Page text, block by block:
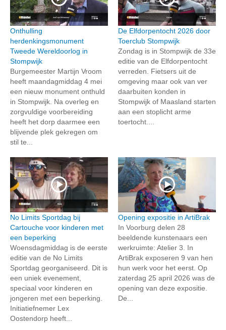
Onthulling
herdenkingsmonument
Tweede Wereldoorlog in
Stompwijk
Burgemeester Martijn Vroom
heeft maandagmiddag 4 mei
een nieuw monument onthuld
in Stompwijk. Na overleg en
zorgvuldige voorbereiding
heeft het dorp daarmee een
blijvende plek gekregen om
stil te...
De Elfdorpentocht 2026 door
Toerclub Stompwijk
Zondag is in Stompwijk de 33e
editie van de Elfdorpentocht
verreden. Fietsers uit de
omgeving maar ook van ver
daarbuiten konden in
Stompwijk of Maasland starten
aan een stoplicht arme
toertocht....
No Limits Sportdag bij
Cartouche voor kinderen met
een beperking
Woensdagmiddag is de eerste
editie van de No Limits
Sportdag georganiseerd. Dit is
een uniek evenement,
speciaal voor kinderen en
jongeren met een beperking.
Initiatiefnemer Lex
Oostendorp heeft...
Opening expositie in ArtiBrak
In Voorburg delen 28
beeldende kunstenaars een
werkruimte: Atelier 3. In
ArtiBrak exposeren 9 van hen
hun werk voor het eerst. Op
zaterdag 25 april 2026 was de
opening van deze expositie.
De...